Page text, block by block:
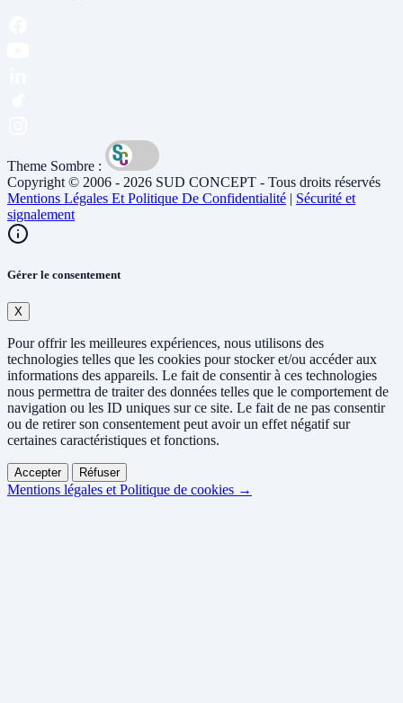
Theme Sombre :
Copyright © 2006 - 2026 SUD CONCEPT - Tous droits réservés
Mentions Légales Et Politique De Confidentialité | Sécurité et
signalement
Gérer le consentement
X
Pour offrir les meilleures expériences, nous utilisons des
technologies telles que les cookies pour stocker et/ou accéder aux
informations des appareils. Le fait de consentir à ces technologies
nous permettra de traiter des données telles que le comportement de
navigation ou les ID uniques sur ce site. Le fait de ne pas consentir
ou de retirer son consentement peut avoir un effet négatif sur
certaines caractéristiques et fonctions.
Accepter Réfuser
Mentions légales et Politique de cookies →